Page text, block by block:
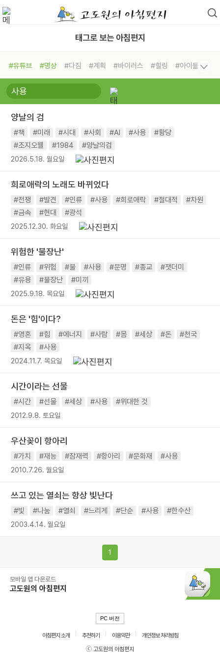
태그로 보는 아침편지
#유튜브 #명상 #다짐 #계획 #바이러스 #힐링
#아이들
#비전캠프
#독서캠프 #삶
#희망
#나눔 #친구 #링컨학교
#독서
#건강
양날의 검
#책 #미래 #시대 #사회 #AI #사용
#황당
#조지오웰
#1984 #양날의검
2026.5.18. 월요일
희로애락의 노래도 바뀌었다
#전쟁 #발견 #인류 #사용 #희로애락 #절대적
#차원
#금속
#현대 #광석
2025.12.30. 화요일
위험한 '불장난'
#인류 #위험 #불 #사용 #문명 #종교
#잿더미
#유용
#불장난 #미끼
2025.9.18. 목요일
돈은 '힘'이다?
#영혼 #힘 #에너지 #사람 #몸 #세상 #돈
#천국
#지옥
#사용
2024.11.7. 목요일
시간이라는 선물
#시간 #선물 #세상 #사용 #위대한 것
2012.9.8. 토요일
우산꽂이 항아리
#가치 #재능 #잠재력 #항아리 #문화재 #사용
2010.7.26. 월요일
쓰고 있는 열쇠는 항상 빛난다
#빛 #나눔 #열쇠 #느리게 #단순 #사용 #한수산
2003.4.14. 월요일
1
모바일 앱 다운로드
고도원의 아침편지
PC 버전
아침편지 소개 추천하기 이용약관
개인정보 처리방침
ⓒ 고도원의 아침편지